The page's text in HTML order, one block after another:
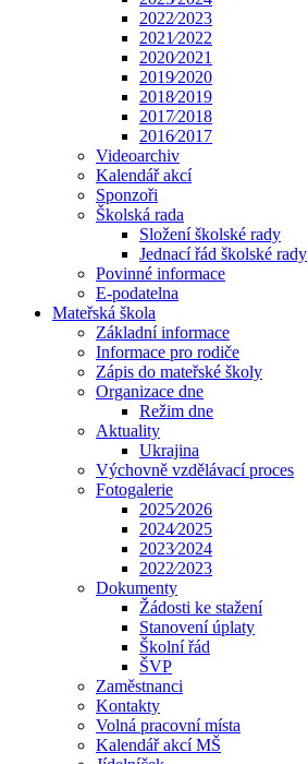
2022⁄2023
2021⁄2022
2020⁄2021
2019⁄2020
2018⁄2019
2017⁄2018
2016⁄2017
Videoarchiv
Kalendář akcí
Sponzoři
Školská rada
Složení školské rady
Jednací řád školské rady
Povinné informace
E-podatelna
Mateřská škola
Základní informace
Informace pro rodiče
Zápis do mateřské školy
Organizace dne
Režim dne
Aktuality
Ukrajina
Výchovně vzdělávací proces
Fotogalerie
2025⁄2026
2024⁄2025
2023⁄2024
2022⁄2023
Dokumenty
Žádosti ke stažení
Stanovení úplaty
Školní řád
ŠVP
Zaměstnanci
Kontakty
Volná pracovní místa
Kalendář akcí MŠ